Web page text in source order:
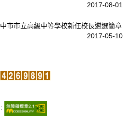
2017-08-01
市市立高級中等學校新任校長遴選簡章
2017-05-10